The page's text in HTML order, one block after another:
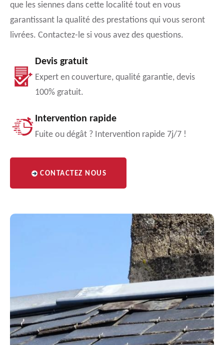
que les siennes dans cette localité tout en vous
garantissant la qualité des prestations qui vous seront
livrées. Contactez-le si vous avez des questions.
Devis gratuit
Expert en couverture, qualité garantie, devis
100% gratuit.
Intervention rapide
Fuite ou dégât ? Intervention rapide 7j/7 !
CONTACTEZ NOUS